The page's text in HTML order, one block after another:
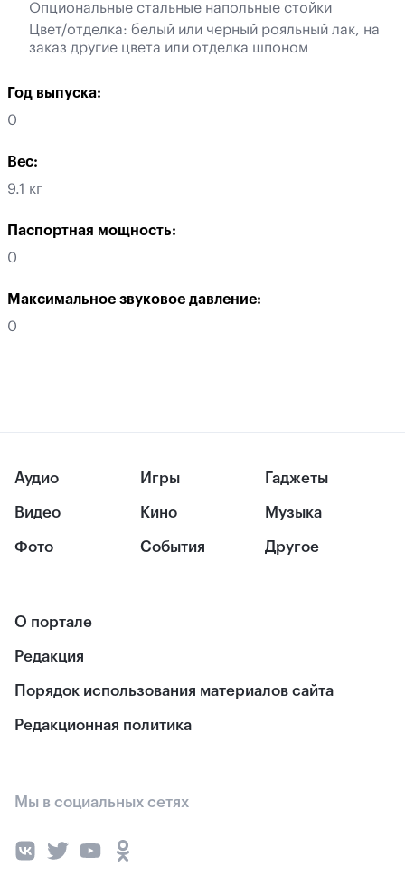
Опциональные стальные напольные стойки
Цвет/отделка: белый или черный рояльный лак, на
заказ другие цвета или отделка шпоном
Год выпуска:
0
Вес:
9.1 кг
Паспортная мощность:
0
Максимальное звуковое давление:
0
Аудио
Видео
Фото
Игры
Кино
События
Гаджеты
Музыка
Другое
О портале
Редакция
Порядок использования материалов сайта
Редакционная политика
Мы в социальных сетях